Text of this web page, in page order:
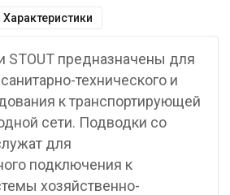
Характеристики
STOUT предназначены для
технического и
к транспортирующей
сети. Подводки со
для
подключения к
хозяйственно-